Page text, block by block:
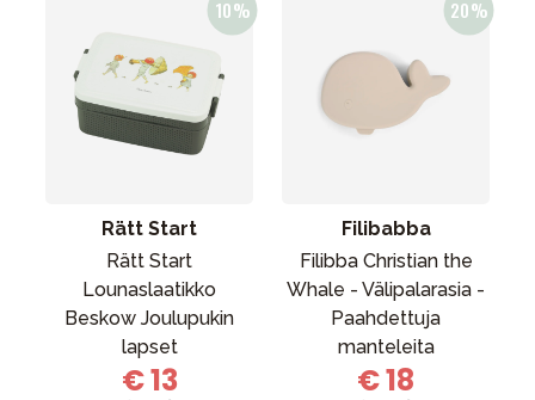
Rätt Start
Rätt Start
Lounaslaatikko
Beskow Joulupukin
lapset
€ 13
Filibabba
Filibba Christian the
Whale - Välipalarasia -
Paahdettuja
manteleita
€ 18